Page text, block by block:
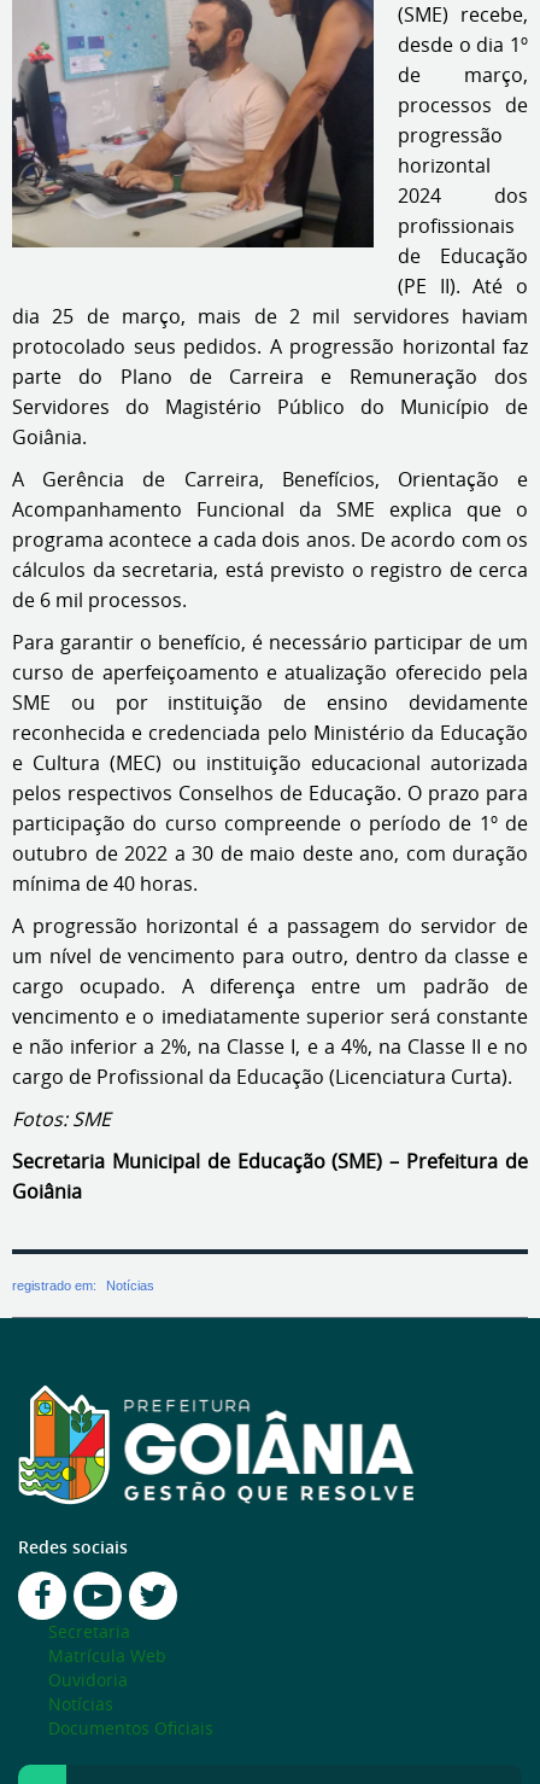
(SME) recebe,
desde o dia 1º
de março,
processos de
progressão
horizontal
2024 dos
profissionais
de Educação
(PE II). Até o
dia 25 de março, mais de 2 mil servidores haviam
protocolado seus pedidos. A progressão horizontal faz
parte do Plano de Carreira e Remuneração dos
Servidores do Magistério Público do Município de
Goiânia.
A Gerência de Carreira, Benefícios, Orientação e
Acompanhamento Funcional da SME explica que o
programa acontece a cada dois anos. De acordo com os
cálculos da secretaria, está previsto o registro de cerca
de 6 mil processos.
Para garantir o benefício, é necessário participar de um
curso de aperfeiçoamento e atualização oferecido pela
SME ou por instituição de ensino devidamente
reconhecida e credenciada pelo Ministério da Educação
e Cultura (MEC) ou instituição educacional autorizada
pelos respectivos Conselhos de Educação. O prazo para
participação do curso compreende o período de 1º de
outubro de 2022 a 30 de maio deste ano, com duração
mínima de 40 horas.
A progressão horizontal é a passagem do servidor de
um nível de vencimento para outro, dentro da classe e
cargo ocupado. A diferença entre um padrão de
vencimento e o imediatamente superior será constante
e não inferior a 2%, na Classe I, e a 4%, na Classe II e no
cargo de Profissional da Educação (Licenciatura Curta).
Fotos: SME
Secretaria Municipal de Educação (SME) – Prefeitura de
Goiânia
registrado em: Notícias
Redes sociais
Secretaria
Matrícula Web
Ouvidoria
Notícias
Documentos Oficiais